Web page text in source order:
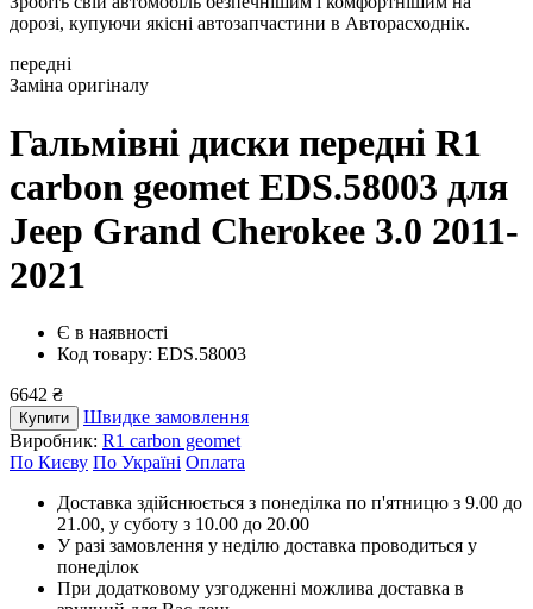
дорозі, купуючи якісні автозапчастини в Авторасходнік.
передні
Заміна оригіналу
Гальмівні диски передні R1
carbon geomet EDS.58003 для
Jeep Grand Cherokee 3.0 2011-
2021
Є в наявності
Код товару: EDS.58003
6642 ₴
Купити
Швидке замовлення
Виробник: R1 carbon geomet
По Києву По Україні Оплата
Доставка здійснюється з понеділка по п'ятницю з 9.00 до
21.00, у суботу з 10.00 до 20.00
У разі замовлення у неділю доставка проводиться у
понеділок
При додатковому узгодженні можлива доставка в